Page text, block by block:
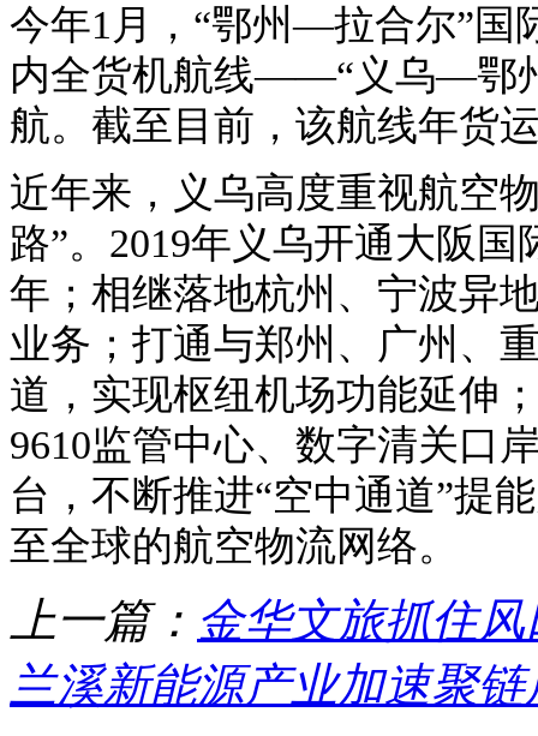
今年1月，“鄂州—拉合尔”国
内全货机航线——“义乌—鄂
航。截至目前，该航线年货
近年来，义乌高度重视航空
路”。2019年义乌开通大阪
年；相继落地杭州、宁波异
业务；打通与郑州、广州、
道，实现枢纽机场功能延伸
9610监管中心、数字清关口
台，不断推进“空中通道”提
至全球的航空物流网络。
上一篇： 金华文旅抓住
兰溪新能源产业加速聚链